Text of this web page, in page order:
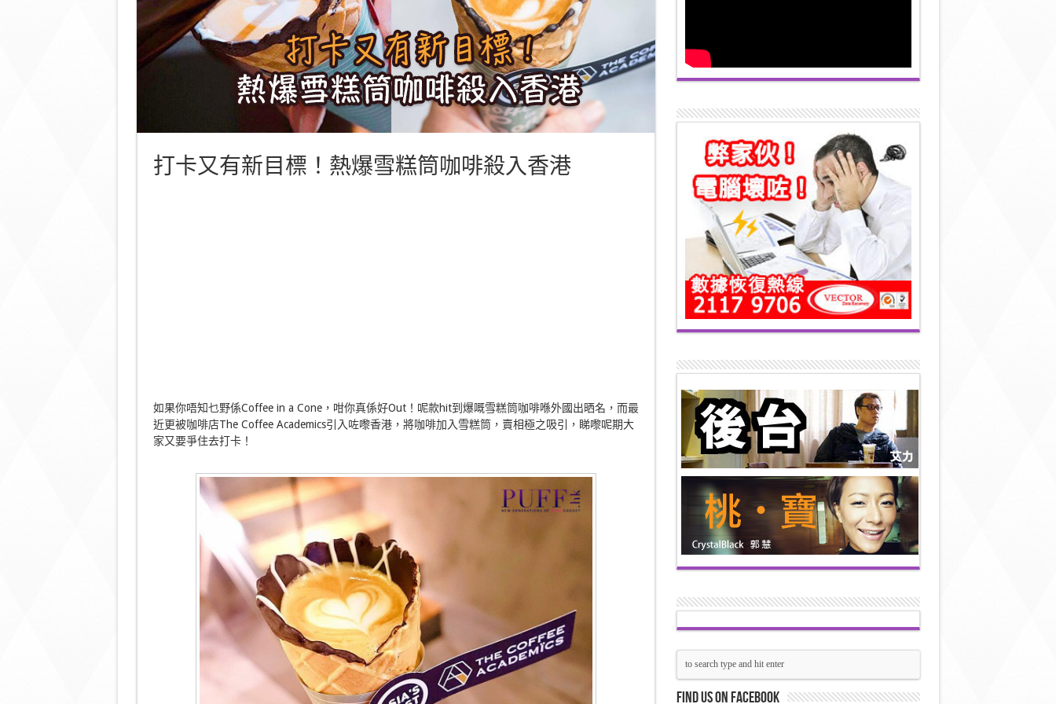
打卡又有新目標！熱爆雪糕筒咖啡殺入香港
如果你唔知乜野係Coffee in a Cone，咁你真係好Out！呢款hit到爆嘅雪糕筒咖啡喺外國出晒名，而最
近更被咖啡店The Coffee Academics引入咗嚟香港，將咖啡加入雪糕筒，賣相極之吸引，睇嚟呢期大
家又要爭住去打卡！
Find us on Facebook